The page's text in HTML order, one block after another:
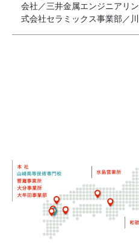
会社／三井金属エンジニアリ
式会社セラミックス事業部／